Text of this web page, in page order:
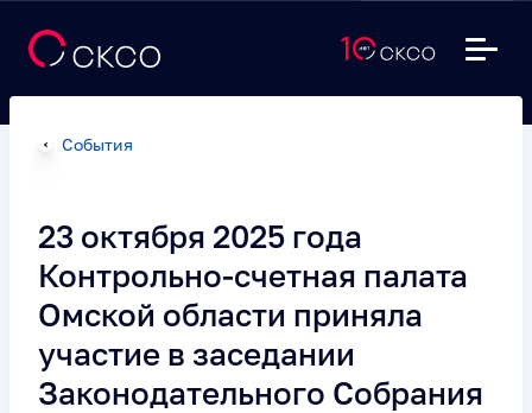
События
23 октября 2025 года
Контрольно-счетная палата
Омской области приняла
участие в заседании
Законодательного Собрания